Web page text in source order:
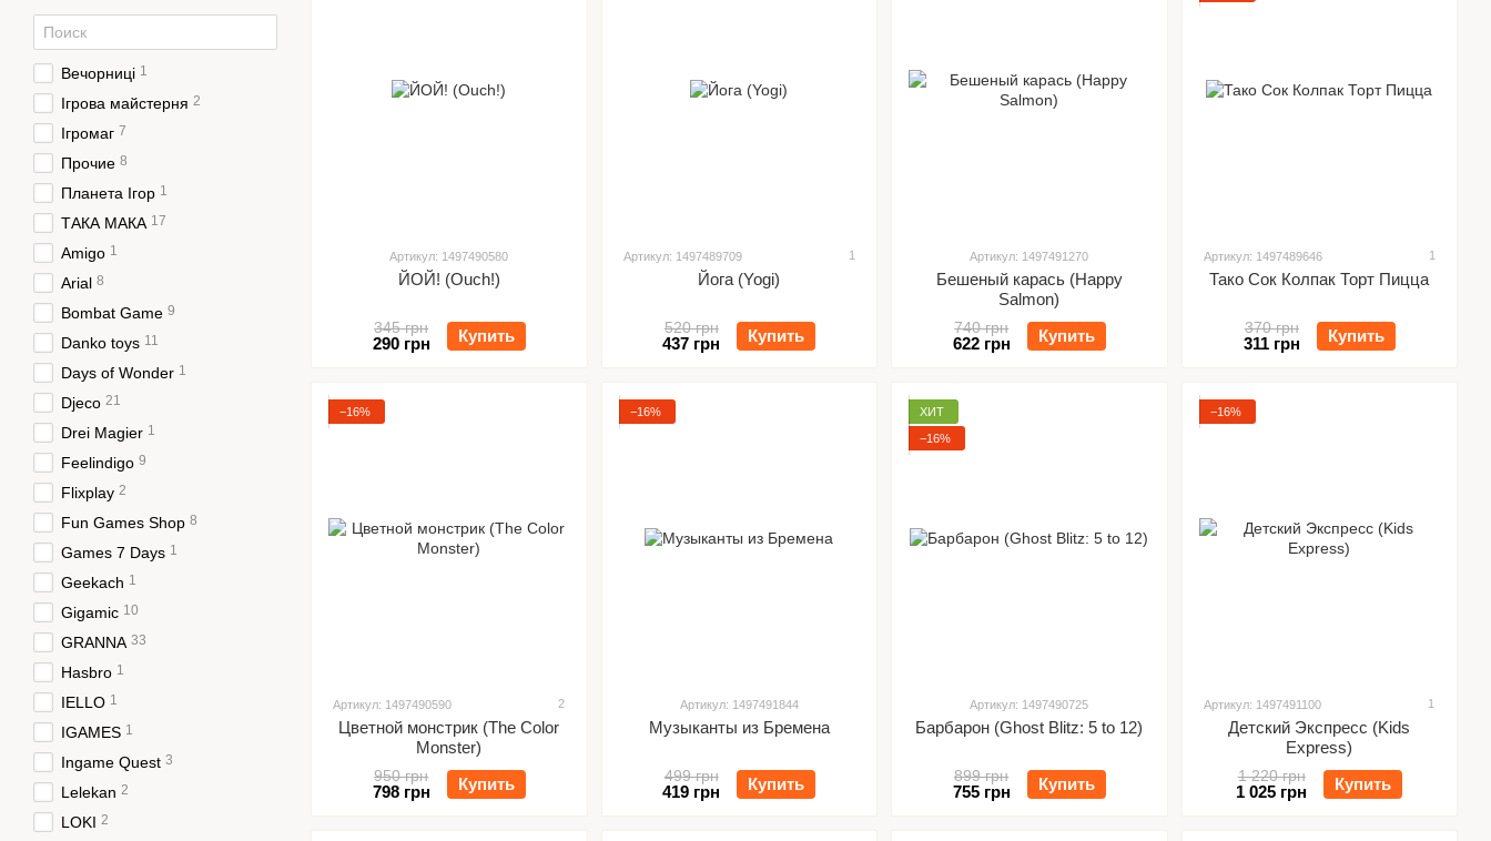
Артикул: 1497490580
ЙОЙ! (Ouch!)
345 грн
290 грн Купить
Артикул: 1497489709 1
Йога (Yogi)
520 грн
437 грн Купить
Артикул: 1497491270
Бешеный карась (Happy
Salmon)
740 грн
622 грн Купить
Артикул: 1497489646 1
Тако Сок Колпак Торт Пицца
370 грн
311 грн Купить
−16%
Артикул: 1497490590 2
Цветной монстрик (The Color
Monster)
950 грн
798 грн Купить
−16%
Артикул: 1497491844
Музыканты из Бремена
499 грн
419 грн Купить
ХИТ
−16%
Артикул: 1497490725
Барбарон (Ghost Blitz: 5 to 12)
899 грн
755 грн Купить
−16%
Артикул: 1497491100 1
Детский Экспресс (Kids
Express)
1 220 грн
1 025 грн Купить
Вечорниці 1
Ігрова майстерня 2
Ігромаг 7
Прочие 8
Планета Ігор 1
ТАКА МАКА 17
Amigo 1
Arial 8
Bombat Game 9
Danko toys 11
Days of Wonder 1
Djeco 21
Drei Magier 1
Feelindigo 9
Flixplay 2
Fun Games Shop 8
Games 7 Days 1
Geekach 1
Gigamic 10
GRANNA 33
Hasbro 1
IELLO 1
IGAMES 1
Ingame Quest 3
Lelekan 2
LOKI 2